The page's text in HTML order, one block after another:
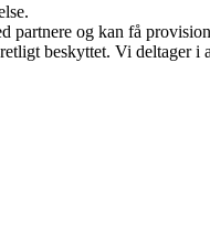
partnere og kan få
beskyttet. Vi deltager